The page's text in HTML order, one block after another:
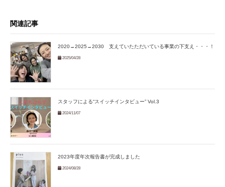
関連記事
2020→2025→2030 支えていたただいている事業の下支え・・・！
2025/04/28
スタッフによる“スイッチインタビュー” Vol.3
2024/11/07
2023年度年次報告書が完成しました
2024/08/28